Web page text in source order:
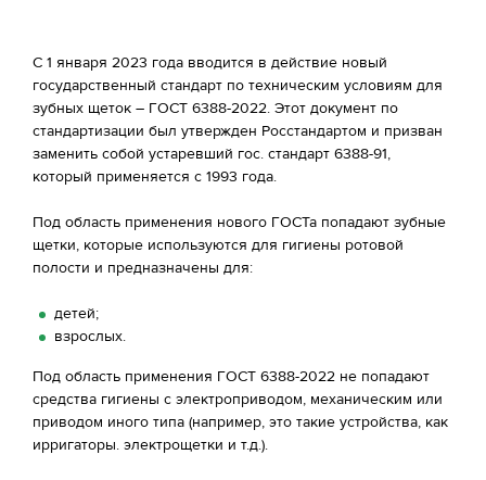
С 1 января 2023 года вводится в действие новый
государственный стандарт по техническим условиям для
зубных щеток – ГОСТ 6388-2022. Этот документ по
стандартизации был утвержден Росстандартом и призван
заменить собой устаревший гос. стандарт 6388-91,
который применяется с 1993 года.
Под область применения нового ГОСТа попадают зубные
щетки, которые используются для гигиены ротовой
полости и предназначены для:
детей;
взрослых.
Под область применения ГОСТ 6388-2022 не попадают
средства гигиены с электроприводом, механическим или
приводом иного типа (например, это такие устройства, как
ирригаторы. электрощетки и т.д.).